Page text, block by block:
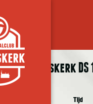
– VC Grijpskerk DS 1
Tijd